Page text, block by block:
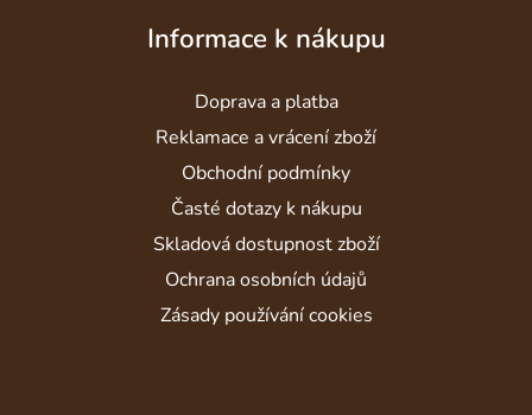
Informace k nákupu
Doprava a platba
Reklamace a vrácení zboží
Obchodní podmínky
Časté dotazy k nákupu
Skladová dostupnost zboží
Ochrana osobních údajů
Zásady používání cookies